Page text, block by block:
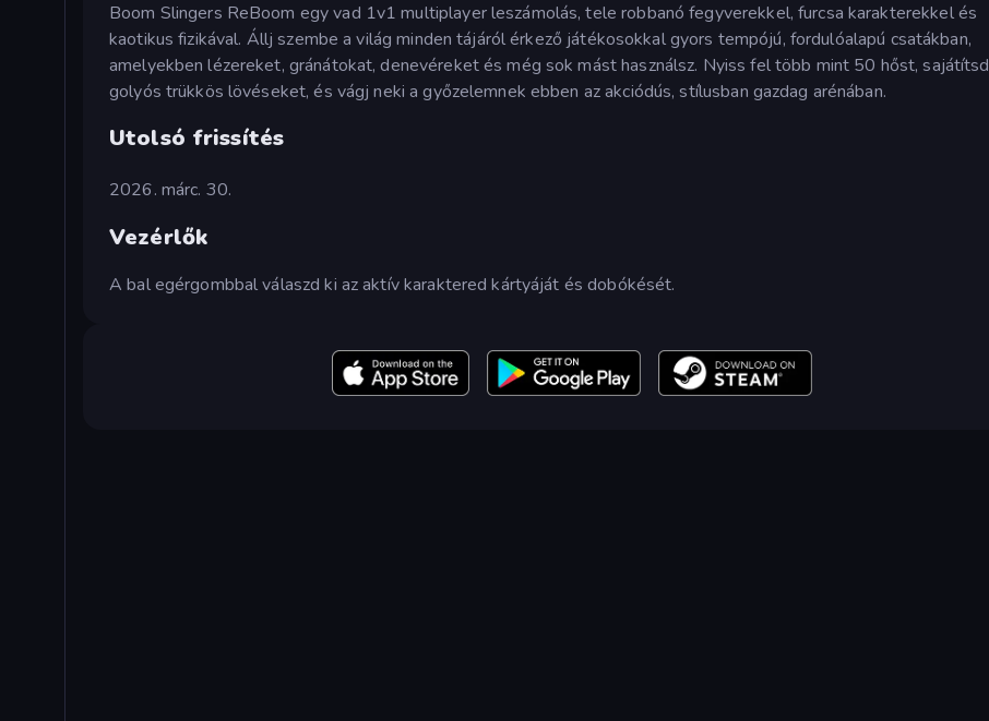
Boom Slingers ReBoom egy vad 1v1 multiplayer leszámolás, tele robbanó fegyverekkel, furcsa karakterekkel és
kaotikus fizikával. Állj szembe a világ minden tájáról érkező játékosokkal gyors tempójú, fordulóalapú csatákban,
amelyekben lézereket, gránátokat, denevéreket és még sok mást használsz. Nyiss fel több mint 50 hőst,
golyós trükkös lövéseket, és vágj neki a győzelemnek ebben az akciódús, stílusban gazdag arénában.
Utolsó frissítés
2026. márc. 30.
Vezérlők
A bal egérgombbal válaszd ki az aktív karaktered kártyáját és dobókését.